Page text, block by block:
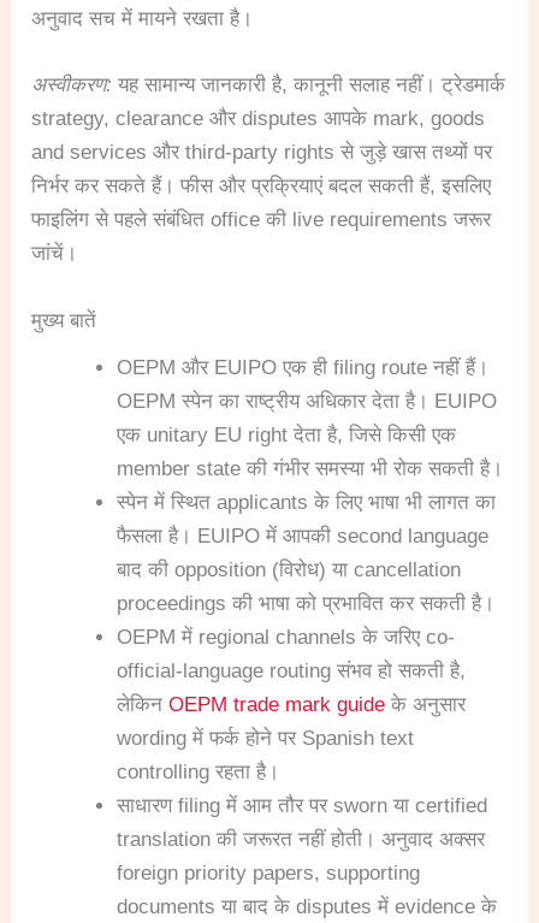
अनुवाद सच में मायने रखता है।
अस्वीकरण: यह सामान्य जानकारी है, कानूनी सलाह नहीं। ट्रेडमार्क
strategy, clearance और disputes आपके mark, goods
and services और third-party rights से जुड़े खास तथ्यों पर
निर्भर कर सकते हैं। फीस और प्रक्रियाएं बदल सकती हैं, इसलिए
फाइलिंग से पहले संबंधित office की live requirements जरूर
जांचें।
मुख्य बातें
OEPM और EUIPO एक ही filing route नहीं हैं।
OEPM स्पेन का राष्ट्रीय अधिकार देता है। EUIPO
एक unitary EU right देता है, जिसे किसी एक
member state की गंभीर समस्या भी रोक सकती है।
स्पेन में स्थित applicants के लिए भाषा भी लागत का
फैसला है। EUIPO में आपकी second language
बाद की opposition (विरोध) या cancellation
proceedings की भाषा को प्रभावित कर सकती है।
OEPM में regional channels के जरिए co-
official-language routing संभव हो सकती है,
लेकिनOEPM trade mark guide के अनुसार
wording में फर्क होने पर Spanish text
controlling रहता है।
साधारण filing में आम तौर पर sworn या certified
translation की जरूरत नहीं होती। अनुवाद अक्सर
foreign priority papers, supporting
documents या बाद के disputes में evidence के